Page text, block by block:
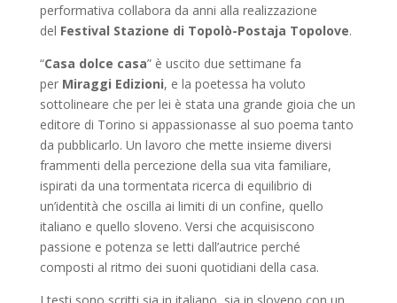
performativa collabora da anni alla realizzazione
del Festival Stazione di Topolò-Postaja Topolove.
“Casa dolce casa” è uscito due settimane fa
per Miraggi Edizioni, e la poetessa ha voluto
sottolineare che per lei è stata una grande gioia che un
editore di Torino si appassionasse al suo poema tanto
da pubblicarlo. Un lavoro che mette insieme diversi
frammenti della percezione della sua vita familiare,
ispirati da una tormentata ricerca di equilibrio di
un’identità che oscilla ai limiti di un confine, quello
italiano e quello sloveno. Versi che acquisiscono
passione e potenza se letti dall’autrice perché
composti al ritmo dei suoni quotidiani della casa.